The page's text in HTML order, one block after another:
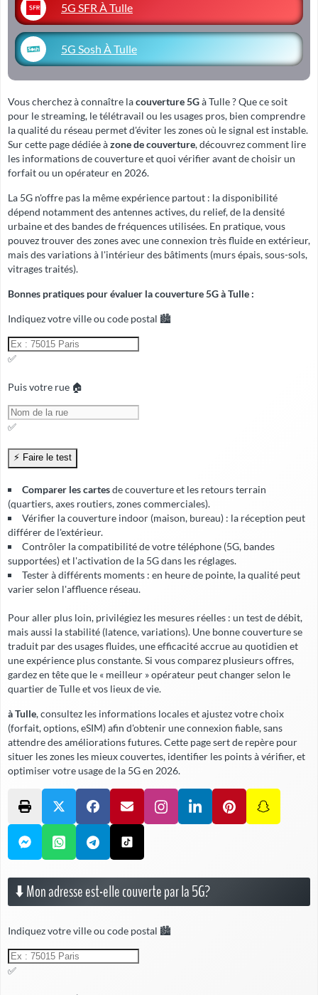
5G SFR À Tulle
5G Sosh À Tulle
Vous cherchez à connaître lacouverture 5Gà Tulle ? Que ce soit
pour le streaming, le télétravail ou les usages pros, bien comprendre
la qualité du réseau permet d'éviter les zones où le signal est instable.
Sur cette page dédiée àzone de couverture, découvrez comment lire
les informations de couverture et quoi vérifier avant de choisir un
forfait ou un opérateur en 2026.
La 5G n'offre pas la même expérience partout : la disponibilité
dépend notamment des antennes actives, du relief, de la densité
urbaine et des bandes de fréquences utilisées. En pratique, vous
pouvez trouver des zones avec une connexion très fluide en extérieur,
mais des variations à l'intérieur des bâtiments (murs épais, sous-sols,
vitrages traités).
Bonnes pratiques pour évaluer la couverture 5G à Tulle :
Indiquez votre ville ou code postal 🏙️
✅
Puis votre rue 🏠
✅
Comparer les cartesde couverture et les retours terrain
(quartiers, axes routiers, zones commerciales).
Vérifier lacouverture indoor (maison, bureau) : la réception peut
différer de l'extérieur.
Contrôler la compatibilité de votre téléphone (5G, bandes
supportées) et l'activation de la 5G dans les réglages.
Tester à différents moments : en heure de pointe, la qualité peut
varier selon l'affluence réseau.
Pour aller plus loin, privilégiez les mesures réelles : un test de débit,
mais aussi la stabilité (latence, variations). Une bonne couverture se
traduit par des usages fluides, uneefficacité accrueau quotidien et
une expérience plus constante. Si vous comparez plusieurs offres,
gardez en tête que le « meilleur » opérateur peut changer selon le
quartier de Tulle et vos lieux de vie.
à Tulle, consultez les informations locales et ajustez votre choix
(forfait, options, eSIM) afin d'obtenir une connexion fiable,sans
attendredes améliorations futures. Cette page sert de repère pour
situer les zones les mieux couvertes, identifier les points à vérifier, et
optimiser votre usage de la 5G en 2026.
⬇️ Mon adresse est-elle couverte par la 5G?
Indiquez votre ville ou code postal 🏙️
✅